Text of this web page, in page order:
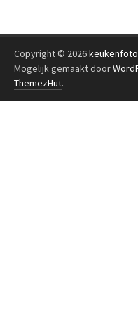
Copyright © 2026
Mogelijk gemaakt door
ThemezHut.